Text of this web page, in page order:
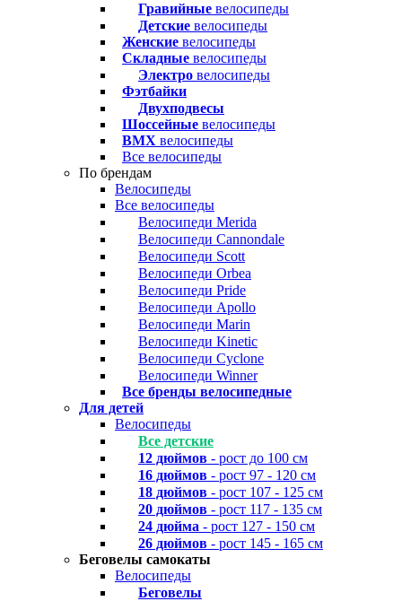
Гравийные велосипеды
Детские велосипеды
Женские велосипеды
Складные велосипеды
Электро велосипеды
Фэтбайки
Двухподвесы
Шоссейные велосипеды
BMX велосипеды
Все велосипеды
По брендам
Велосипеды
Все велосипеды
Велосипеди Merida
Велосипеди Cannondale
Велосипеди Scott
Велосипеди Orbea
Велосипеди Pride
Велосипеди Apollo
Велосипеди Marin
Велосипеди Kinetic
Велосипеди Cyclone
Велосипеди Winner
Все бренды велосипедные
Для детей
Велосипеды
Все детские
12 дюймов - рост до 100 см
16 дюймов - рост 97 - 120 см
18 дюймов - рост 107 - 125 см
20 дюймов - рост 117 - 135 см
24 дюйма - рост 127 - 150 см
26 дюймов - рост 145 - 165 см
Беговелы самокаты
Велосипеды
Беговелы